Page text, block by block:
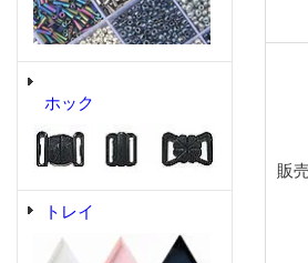
ホック
トレイ
販